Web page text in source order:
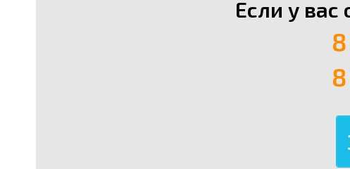
Если у вас